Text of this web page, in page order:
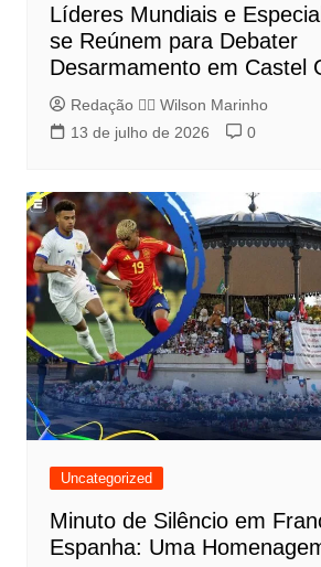
Líderes Mundiais e
se Reúnem para Debater
Desarmamento em Castel
Redação 👨‍⚖️​ Wilson Marinho
13 de julho de 2026
0
Uncategorized
Minuto de Silêncio em
Espanha: Uma